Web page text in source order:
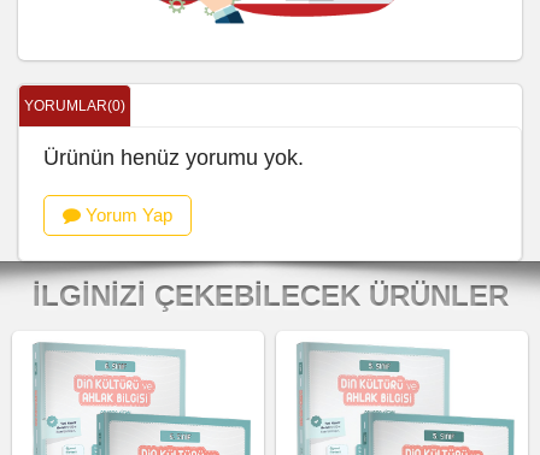
YORUMLAR(0)
Ürünün henüz yorumu yok.
Yorum Yap
İLGINIZI ÇEKEBILECEK ÜRÜNLER